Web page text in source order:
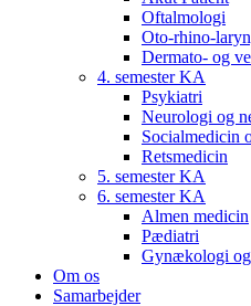
Oftalmologi
Oto-rhino-
Dermato- og
4. semester KA
Psykiatri
Neurologi og
Socialmedicin
Retsmedicin
5. semester KA
6. semester KA
Almen medicin
Pædiatri
Gynækologi
Om os
Samarbejder